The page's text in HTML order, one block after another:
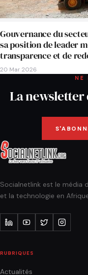
Gouvernance du
sa position de leader
transparence et de
20 Mar 2026
NE
La
Socialnetlink est le média
et la technologie en
RUBRIQUES
Actualités